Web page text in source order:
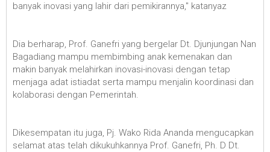
banyak inovasi yang lahir dari pemikirannya," katanyaz
Dia berharap, Prof. Ganefri yang bergelar Dt. Djunjungan Nan
Bagadiang mampu membimbing anak kemenakan dan
makin banyak melahirkan inovasi-inovasi dengan tetap
menjaga adat istiadat serta mampu menjalin koordinasi dan
kolaborasi dengan Pemerintah.
Dikesempatan itu juga, Pj. Wako Rida Ananda mengucapkan
selamat atas telah dikukuhkannya Prof. Ganefri, Ph. D Dt.